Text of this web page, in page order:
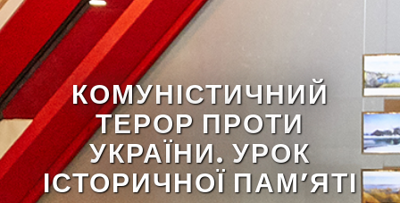
КОМУНІСТИЧНИЙ
ТЕРОР ПРОТИ
УКРАЇНИ. УРОК
ІСТОРИЧНОЇ ПАМ’ЯТІ